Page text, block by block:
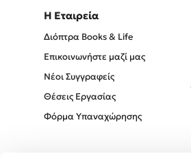
Η Εταιρεία
Διόπτρα Books & Life
Επικοινωνήστε μαζί μας
Νέοι Συγγραφείς
Θέσεις Εργασίας
Φόρμα Υπαναχώρησης